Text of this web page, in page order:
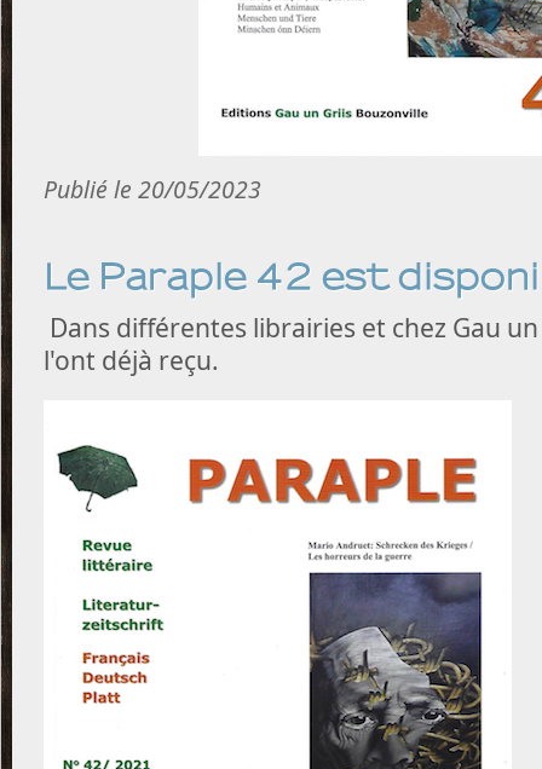
Publié le 20/05/2023
Le Paraple 42 est
Dans différentes librairies et chez Gau
l'ont déjà reçu.